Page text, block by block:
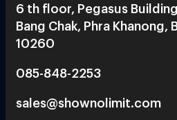
6 th floor, Pegasus
Bang Chak, Phra Khanong,
10260
085-848-2253
sales@shownolimit.com